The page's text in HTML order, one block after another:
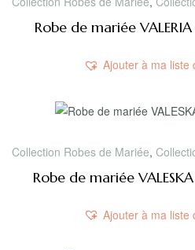
Robe de mariée
Ajouter à ma liste
Collection Robes de Mariée,
Robe de mariée
Ajouter à ma liste